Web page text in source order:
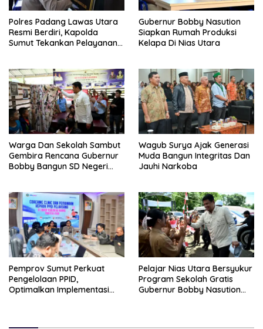
Polres Padang Lawas Utara
Resmi Berdiri, Kapolda
Sumut Tekankan Pelayanan
Gubernur Bobby Nasution
Siapkan Rumah Produksi
Kelapa Di Nias Utara
Warga Dan Sekolah Sambut
Gembira Rencana Gubernur
Bobby Bangun SD Negeri
Wagub Surya Ajak Generasi
Muda Bangun Integritas Dan
Jauhi Narkoba
Pemprov Sumut Perkuat
Pengelolaan PPID,
Optimalkan Implementasi
Pelajar Nias Utara Bersyukur
Program Sekolah Gratis
Gubernur Bobby Nasution